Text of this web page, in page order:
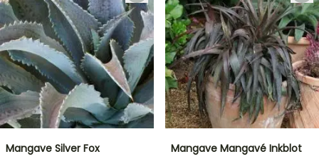
Mangave Silver Fox Mangave Mangavé Inkblot